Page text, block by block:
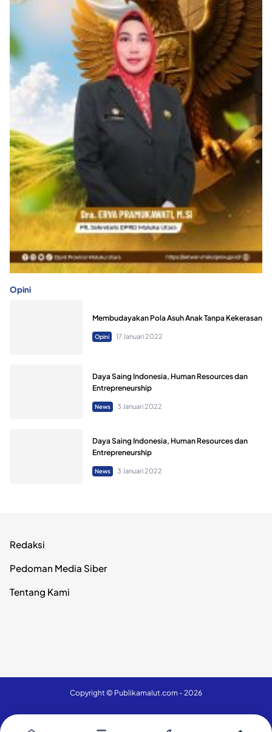
Opini
Membudayakan Pola Asuh Anak Tanpa Kekerasan
Opini 17 Januari 2022
Daya Saing Indonesia, Human Resources dan
Entrepreneurship
News 3 Januari 2022
Daya Saing Indonesia, Human Resources dan
Entrepreneurship
News 3 Januari 2022
Redaksi
Pedoman Media Siber
Tentang Kami
Copyright © Publikamalut.com - 2026